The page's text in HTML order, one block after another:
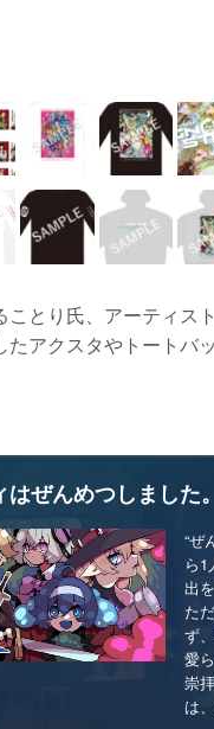
とり氏、アーティス
たアクスタやトートバ
ぜんめつしました。
“ぜ
ら
出
た
ず
愛
崇
は